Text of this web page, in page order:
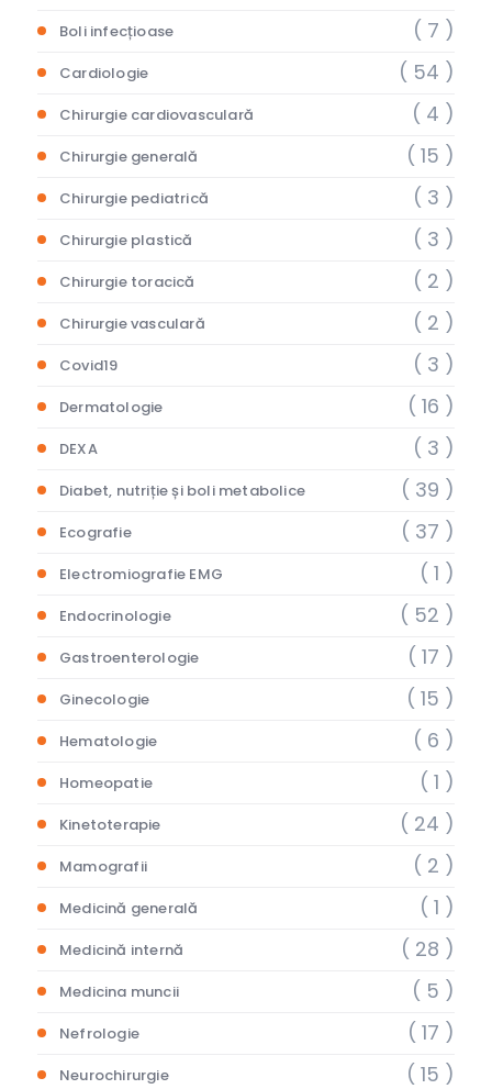
Boli infecțioase ( 7 )
Cardiologie ( 54 )
Chirurgie cardiovasculară ( 4 )
Chirurgie generală ( 15 )
Chirurgie pediatrică ( 3 )
Chirurgie plastică ( 3 )
Chirurgie toracică ( 2 )
Chirurgie vasculară ( 2 )
Covid19 ( 3 )
Dermatologie ( 16 )
DEXA ( 3 )
Diabet, nutriție și boli metabolice ( 39 )
Ecografie ( 37 )
Electromiografie EMG ( 1 )
Endocrinologie ( 52 )
Gastroenterologie ( 17 )
Ginecologie ( 15 )
Hematologie ( 6 )
Homeopatie ( 1 )
Kinetoterapie ( 24 )
Mamografii ( 2 )
Medicină generală ( 1 )
Medicină internă ( 28 )
Medicina muncii ( 5 )
Nefrologie ( 17 )
Neurochirurgie ( 15 )